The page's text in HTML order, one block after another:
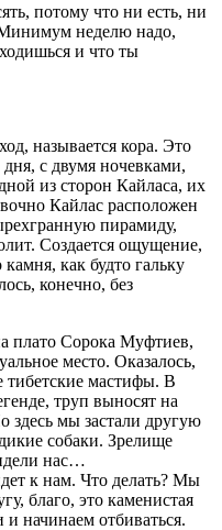
потому что ни есть, ни
неделю надо,
и что ты
называется кора. Это
с двумя ночевками,
из сторон Кайласа, их
Кайлас расположен
пирамиду,
Создается ощущение,
как будто гальку
конечно, без
плато Сорока Муфтиев,
место. Оказалось,
тибетские мастифы. В
труп выносят на
здесь мы застали другую
собаки. Зрелище
нас…
к нам. Что делать? Мы
благо, это каменистая
начинаем отбиваться.